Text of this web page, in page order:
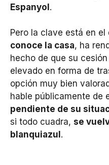
Espanyol.
Pero la clave está en el
conoce la casa, ha
hecho de que su
elevado en forma de
opción muy bien
hable públicamente de
pendiente de su
si todo cuadra, se
blanquiazul .